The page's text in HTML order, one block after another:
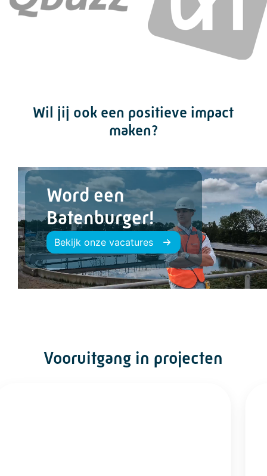
Wil jij ook een positieve impact
maken?
Word een
Batenburger!
Bekijk onze vacatures
Vooruitgang in projecten